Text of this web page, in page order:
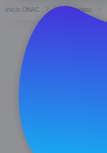
Inicio ONAC Documentos